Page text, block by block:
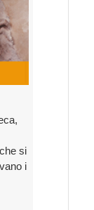
si
i